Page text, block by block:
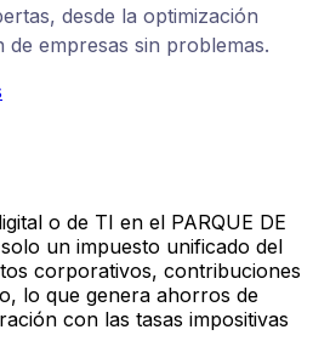
desde la optimización
empresas sin problemas.
o de TI en el PARQUE DE
un impuesto unificado del
corporativos, contribuciones
lo que genera ahorros de
con las tasas impositivas